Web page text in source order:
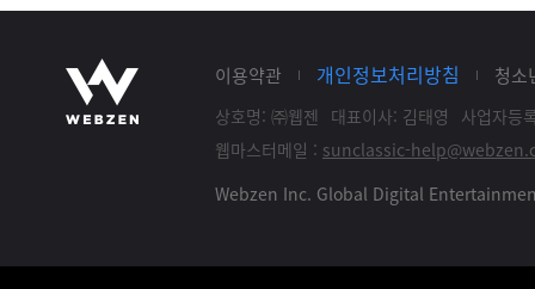
이용약관 개인정보처리방침 청소
상호명: ㈜웹젠 대표이사: 김태영
사업자등
웹마스터메일 : sunclassic-
Webzen Inc. Global Digital